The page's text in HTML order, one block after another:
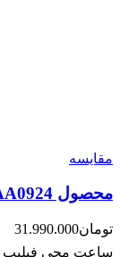
مقایسه
محصول PWWAA0924
تومان31.990.000